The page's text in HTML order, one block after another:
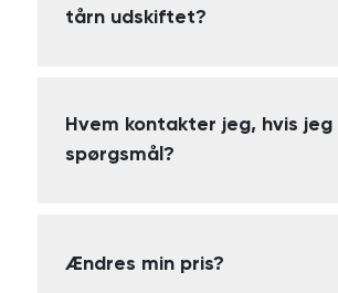
tårn udskiftet?
Hvem kontakter jeg, hvis jeg
spørgsmål?
Ændres min pris?